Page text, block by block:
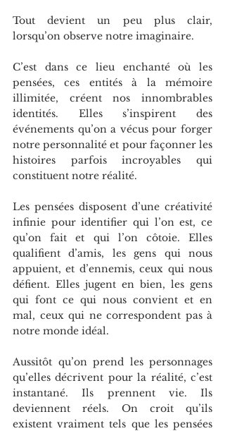
Tout devient un peu plus clair,
lorsqu’on observe notre imaginaire.
C’est dans ce lieu enchanté où les
pensées, ces entités à la mémoire
illimitée, créent nos innombrables
identités. Elles s’inspirent des
événements qu’on a vécus pour forger
notre personnalité et pour façonner les
histoires parfois incroyables qui
constituent notre réalité.
Les pensées disposent d’une créativité
infinie pour identifier qui l’on est, ce
qu’on fait et qui l’on côtoie. Elles
qualifient d’amis, les gens qui nous
appuient, et d’ennemis, ceux qui nous
défient. Elles jugent en bien, les gens
qui font ce qui nous convient et en
mal, ceux qui ne correspondent pas à
notre monde idéal.
Aussitôt qu’on prend les personnages
qu’elles décrivent pour la réalité, c’est
instantané. Ils prennent vie. Ils
deviennent réels. On croit qu’ils
existent vraiment tels que les pensées